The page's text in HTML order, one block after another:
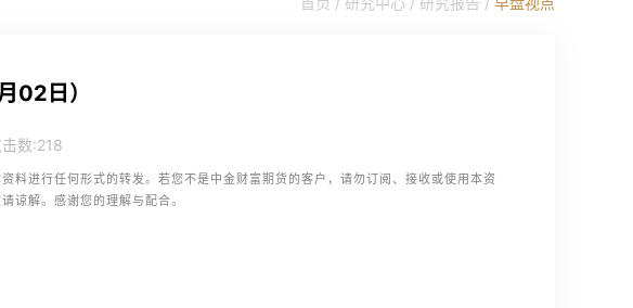
02日）
击数:218
料进行任何形式的转发。若您不是中金财富期货的客户，请勿订阅、接收或使用本资
谅解。感谢您的理解与配合。